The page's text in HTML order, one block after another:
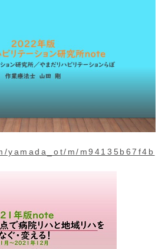
yamada_ot/m/m94135b67f4b